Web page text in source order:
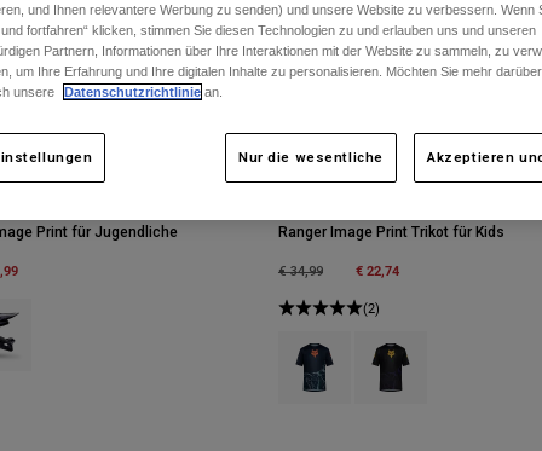
Print für Jugendliche
of Arctic Blue.
swatch type of Pflaume Violett.
Ranger Image Print Trikot für Kids
Price reduced from
€ 34,99to € 22,74
(2)
Product swatch type of Arctic Blue.
Product swatch type of
und Ihnen relevantere Werbung zu senden) und unsere Website zu verbessern. Wenn
fortfahren“ klicken, stimmen Sie diesen Technologien zu und erlauben uns und unseren
Partnern, Informationen über Ihre Interaktionen mit der Website zu sammeln, zu
um Ihre Erfahrung und Ihre digitalen Inhalte zu personalisieren. Möchten Sie mehr
unsere
Datenschutzrichtlinie an.
Nur die wesentliche Akzeptieren